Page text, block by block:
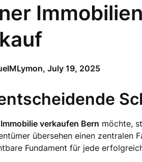
July 19, 2025
Immobilie verkaufen Bern möchte,
übersehen einen zentralen
Fundament für jede